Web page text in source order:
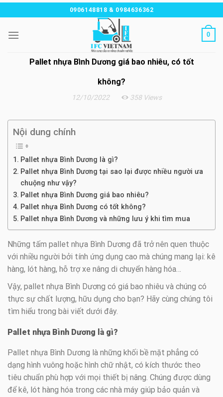
Chuyển
đến
nội
0906148818 & 0984636362
0
12/10/2022 358 Views
Pallet nhựa Bình Dương giá bao nhiêu, có tốt
không?
Nội dung chính
Pallet nhựa Bình Dương là gì?
Pallet nhựa Bình Dương tại sao lại được nhiều người ưa
chuộng như vậy?
Pallet nhựa Bình Dương giá bao nhiêu?
Pallet nhựa Bình Dương có tốt không?
Pallet nhựa Bình Dương và những lưu ý khi tìm mua
Những tấm pallet nhựa Bình Dương đã trở nên quen thuộc
với nhiều người bởi tính ứng dụng cao mà chúng mang lại: kê
hàng, lót hàng, hỗ trợ xe nâng di chuyển hàng hóa…
Vậy, pallet nhựa Bình Dương có giá bao nhiêu và chúng có
thực sự chất lượng, hữu dụng cho bạn? Hãy cùng chúng tôi
tìm hiểu trong bài viết dưới đây.
Pallet nhựa Bình Dương là gì?
Pallet nhựa Bình Dương là những khối bề mặt phẳng có
dạng hình vuông hoặc hình chữ nhật, có kích thước theo
tiêu chuẩn phù hợp với mọi thiết bị nâng. Chúng được dùng
để kê, lót hàng hóa trong các nhà máy giúp bảo quản và